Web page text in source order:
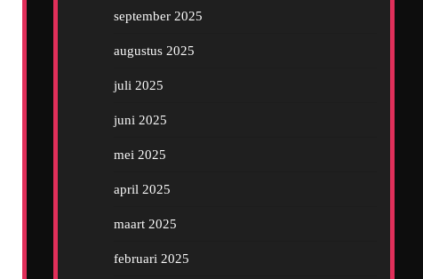
september 2025
augustus 2025
juli 2025
juni 2025
mei 2025
april 2025
maart 2025
februari 2025